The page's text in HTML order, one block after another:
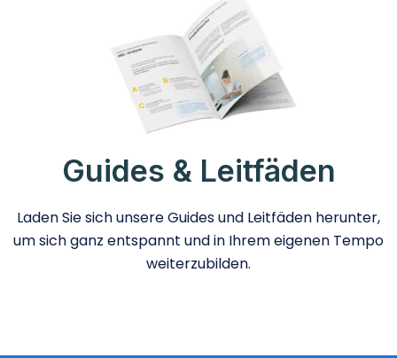
Guides & Leitfäden
Laden Sie sich unsere Guides und Leitfäden herunter,
um sich ganz entspannt und in Ihrem eigenen Tempo
weiterzubilden.